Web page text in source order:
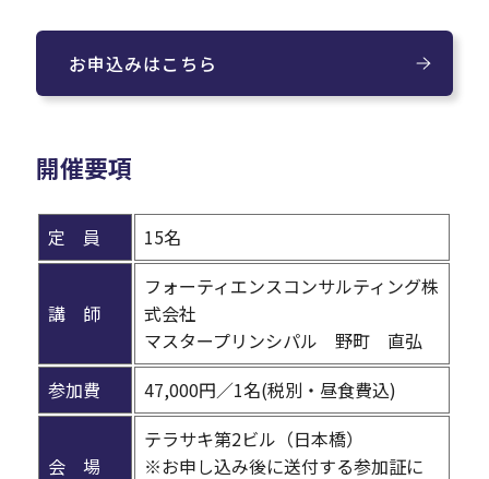
お申込みはこちら
開催要項
定 員 15名
講 師
フォーティエンスコンサルティング株
式会社
マスタープリンシパル 野町 直弘
参加費
47,000円／1名(税別・昼食費込)
会 場
テラサキ第2ビル（日本橋）
※お申し込み後に送付する参加証に